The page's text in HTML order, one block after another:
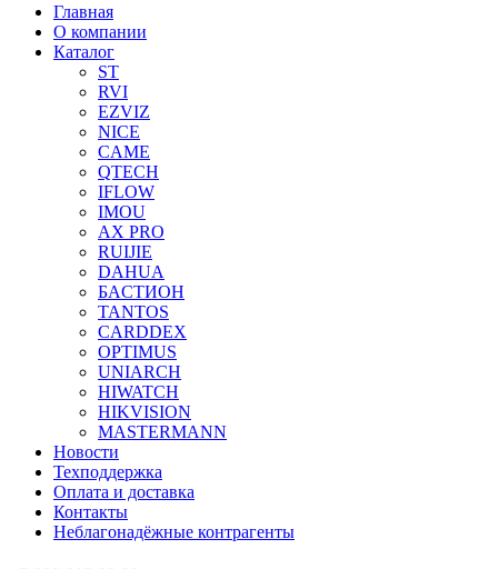
Главная
О компании
Каталог
ST
RVI
EZVIZ
NICE
CAME
QTECH
IFLOW
IMOU
AX PRO
RUIJIE
DAHUA
БAСТИОН
TANTOS
CARDDEX
OPTIMUS
UNIARCH
HIWATCH
HIKVISION
MASTERMANN
Новости
Техподдержка
Оплата и доставка
Контакты
Неблагонадёжные контрагенты